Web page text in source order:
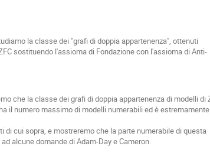
la classe dei "grafi di doppia appartenenza", ottenuti
sostituendo l'assioma di Fondazione con l'assioma di Anti-
che la classe dei grafi di doppia appartenenza di modelli di
il numero massimo di modelli numerabili ed è estremamente
cui sopra, e mostreremo che la parte numerabile di questa
alcune domande di Adam-Day e Cameron.